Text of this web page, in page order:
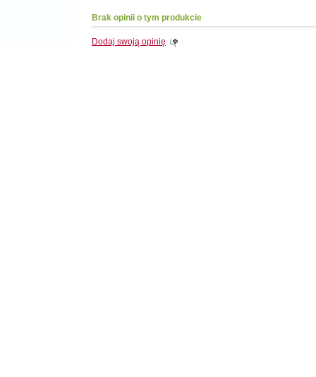
Brak opinii o tym produkcie
Dodaj swoją opinię